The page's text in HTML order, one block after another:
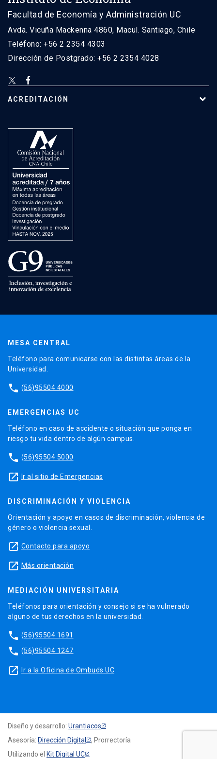
Facultad de Economía y Administración UC
Avda. Vicuña Mackenna 4860, Macul. Santiago, Chile
Teléfono: +56 2 2354 4303
Dirección de Postgrado: +56 2 2354 4028
ACREDITACIÓN
MESA CENTRAL
Teléfono para comunicarse con las distintas áreas de la
Universidad.
phone (56)95504 4000
EMERGENCIAS UC
Teléfono en caso de accidente o situación que ponga en
riesgo tu vida dentro de algún campus.
phone (56)95504 5000
launch Ir al sitio de Emergencias
DISCRIMINACIÓN Y VIOLENCIA
Orientación y apoyo en casos de discriminación, violencia de
género o violencia sexual.
launch Contacto para apoyo
launch Más orientación
MEDIACIÓN UNIVERSITARIA
Teléfonos para orientación y consejo si se ha vulnerado
alguno de tus derechos en la universidad.
phone (56)95504 1691
phone (56)95504 1247
launch Ir a la Oficina de Ombuds UC
Diseño y desarrollo: Urantiacos
Asesoría: Dirección Digital
, Prorrectoría
Utilizando el Kit Digital UC